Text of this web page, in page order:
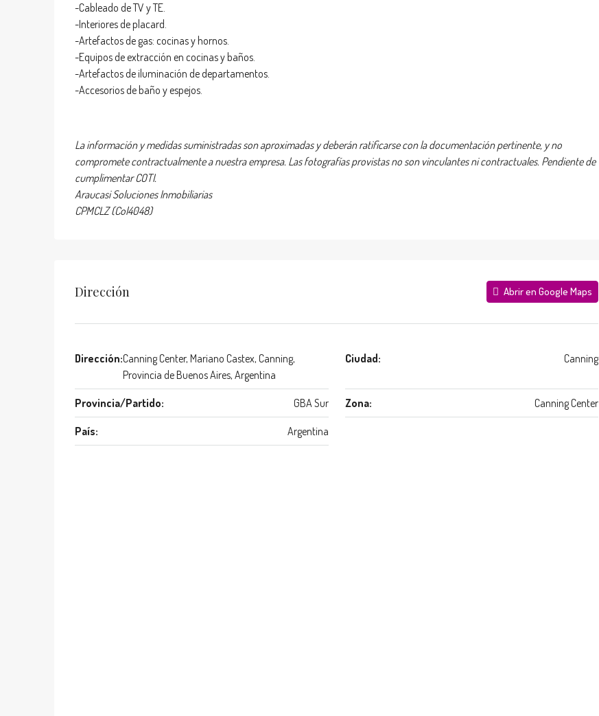
-Cableado de TV y TE.
-Interiores de placard.
-Artefactos de gas: cocinas y hornos.
-Equipos de extracción en cocinas y baños.
-Artefactos de iluminación de departamentos.
-Accesorios de baño y espejos.
La información y medidas suministradas son aproximadas y deberán ratificarse con la documentación pertinente, y no
compromete contractualmente a nuestra empresa. Las fotografías provistas no son vinculantes ni contractuales. Pendiente de
cumplimentar COTI.
Araucasi Soluciones Inmobiliarias
CPMCLZ (Col4048)
Dirección Abrir en Google Maps
Dirección:Canning Center, Mariano Castex, Canning,
Provincia de Buenos Aires, Argentina
Ciudad: Canning
Provincia/Partido: GBA Sur Zona: Canning Center
País: Argentina